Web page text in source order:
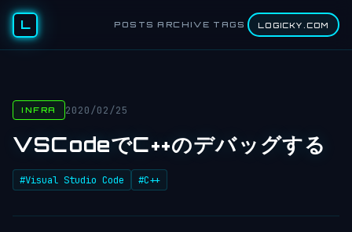
L POSTS ARCHIVE TAGS LOGICKY.COM
INFRA 2020/02/25
VSCodeでC++のデバッグする
#Visual Studio Code #C++